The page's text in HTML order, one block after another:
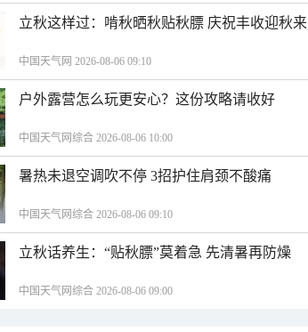
立秋这样过：啃秋晒秋贴秋膘 庆祝丰收迎秋来
中国天气网 2026-08-06 09:10
户外露营怎么玩更安心？这份攻略请收好
中国天气网综合 2026-08-06 10:00
暑热未退空调吹不停 3招护住肩颈不酸痛
中国天气网综合 2026-08-06 09:10
立秋话养生：“贴秋膘”莫着急 先清暑再防燥
中国天气网综合 2026-08-06 09:00